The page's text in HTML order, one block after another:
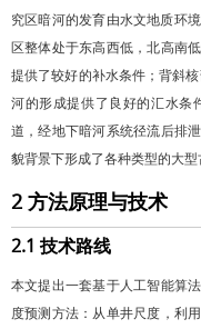
究区暗河的发育由水文地质环
区整体处于东高西低，北高南
提供了较好的补水条件；背斜
河的形成提供了良好的汇水条
道，经地下暗河系统径流后排
貌背景下形成了各种类型的大型
2 方法原理与技术
2.1 技术路线
本文提出一套基于人工智能算
度预测方法：从单井尺度，利